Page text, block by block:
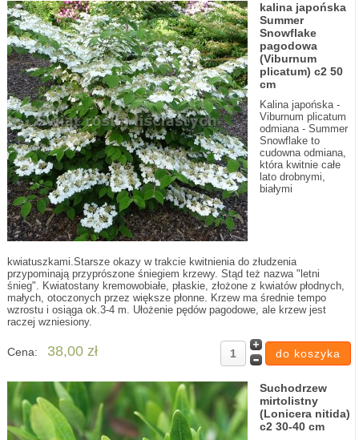
kalina japońska
Summer
Snowflake
pagodowa
(Viburnum
plicatum) c2 50
cm
Kalina japońska -
Viburnum plicatum
odmiana - Summer
Snowflake to
cudowna odmiana,
która kwitnie całe
lato drobnymi,
białymi
kwiatuszkami.Starsze okazy w trakcie kwitnienia do złudzenia
przypominają przyprószone śniegiem krzewy. Stąd też nazwa "letni
śnieg". Kwiatostany kremowobiałe, płaskie, złożone z kwiatów płodnych,
małych, otoczonych przez większe płonne. Krzew ma średnie tempo
wzrostu i osiąga ok.3-4 m. Ułożenie pędów pagodowe, ale krzew jest
raczej wzniesiony.
Cena: 38,00 zł
Suchodrzew
mirtolistny
(Lonicera nitida)
c2 30-40 cm